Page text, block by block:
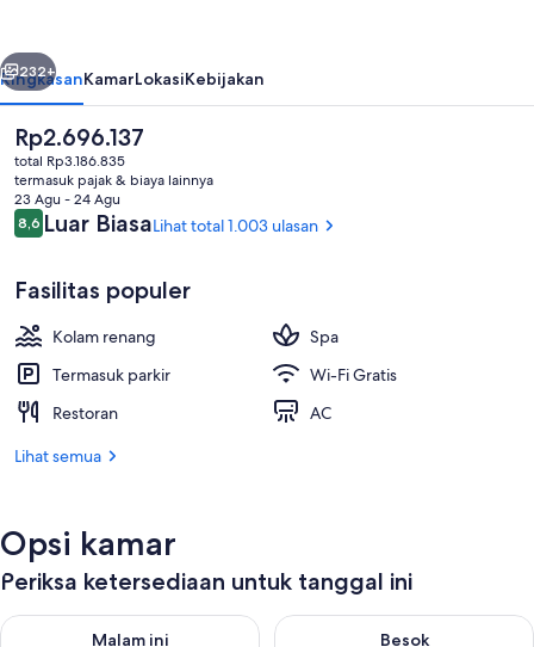
Pattaya
Pantai di sekitar, pasir putih, payung
Berikutnya
232+
RingkasanKamarLokasiKebijakan
Harga
saat
ini
Rp2.696.137
Rp2.696.137
total Rp3.186.835
termasuk pajak & biaya lainnya
23 Agu - 24 Agu
Ulasan
8,68,6 dari 10
Luar BiasaLihat total 1.003 ulasan
Fasilitas populer
Kolam renang
Spa
Termasuk parkir
Wi-Fi Gratis
Restoran
AC
Lihat semua
Opsi kamar
Periksa ketersediaan untuk tanggal ini
Malam ini
Periksa ketersediaan untuk malam ini Agu 8 - Agu 9
Besok
Periksa ketersediaan untuk